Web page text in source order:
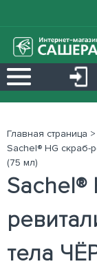
Главная страница >
Sachel® HG
(75 мл)
Sachel®
тела